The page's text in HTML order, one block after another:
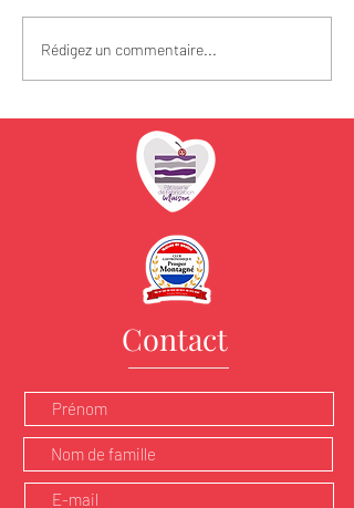
Rédigez un commentaire...
Contact